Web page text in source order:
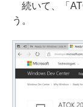
続いて、「
う。